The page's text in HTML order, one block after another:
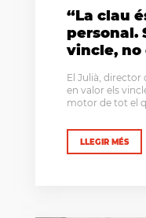
“La clau
personal.
vincle, no
El Julià, director
en valor els
motor de tot el
LLEGIR MÉS